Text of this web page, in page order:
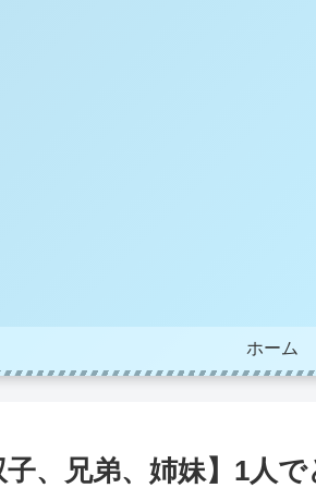
ホーム
子、兄弟、姉妹】1人